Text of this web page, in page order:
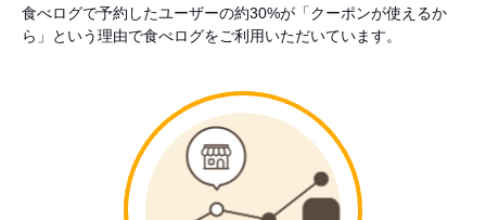
食べログで予約したユーザーの約30%が「クーポンが使えるか
ら」という理由で食べログをご利用いただいています。